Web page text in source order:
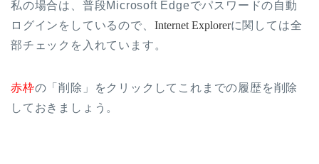
私の場合は、普段Microsoft Edgeでパスワードの自動
ログインをしているので、 Internet Explorerに関しては全
部チェックを入れています。
赤枠の「削除」をクリックしてこれまでの履歴を削除
しておきましょう。